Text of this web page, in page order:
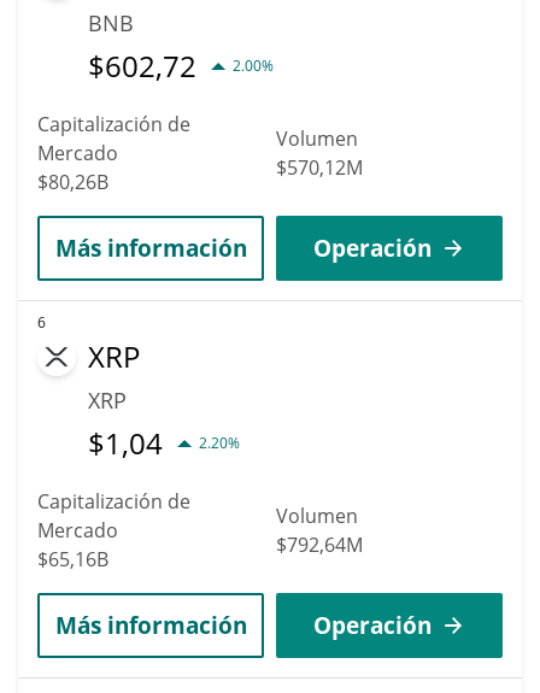
BNB
$602,72 2.00%
Capitalización de
Mercado
$80,26B
Volumen
$570,12M
Más información Operación
6
XRP
XRP
$1,04 2.20%
Capitalización de
Mercado
$65,16B
Volumen
$792,64M
Más información Operación